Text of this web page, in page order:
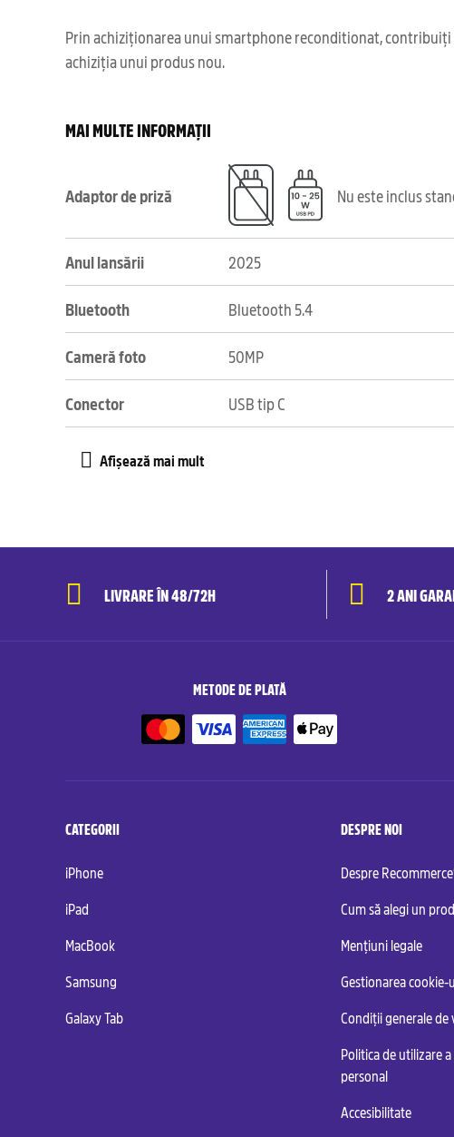
Prin achiziționarea unui smartphone reconditionat, contribuiți
achiziția unui produs nou.
MAI MULTE INFORMAȚII
Adaptor de priză Nu este inclus
Anul lansării 2025
Bluetooth Bluetooth 5.4
Cameră foto 50MP
Conector USB tip C
LIVRARE ÎN 48/72H 2 ANI
METODE DE PLATĂ
CATEGORII
iPhone
iPad
MacBook
Samsung
Galaxy Tab
DESPRE NOI
Despre
Cum să alegi un
Mențiuni legale
Gestionarea
Condiții generale de
Politica de utilizare
personal
Accesibilitate